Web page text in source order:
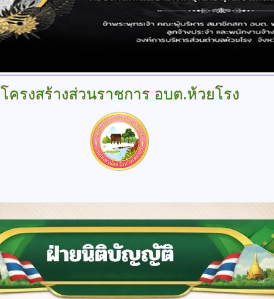
โครงสร้างส่วนราชการ อบต.ห้วยโรง